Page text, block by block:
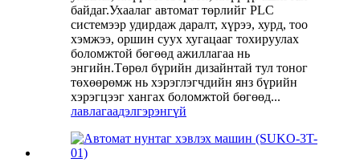
байдаг.Ухаалаг автомат төрлийг PLC
системээр удирдаж даралт, хүрээ, хурд, тоо
хэмжээ, оршин суух хугацааг тохируулах
боломжтой бөгөөд ажиллагаа нь
энгийн.Төрөл бүрийн дизайнтай тул тоног
төхөөрөмж нь хэрэглэгчдийн янз бүрийн
хэрэгцээг хангах боломжтой бөгөөд...
лавлагаадэлгэрэнгүй